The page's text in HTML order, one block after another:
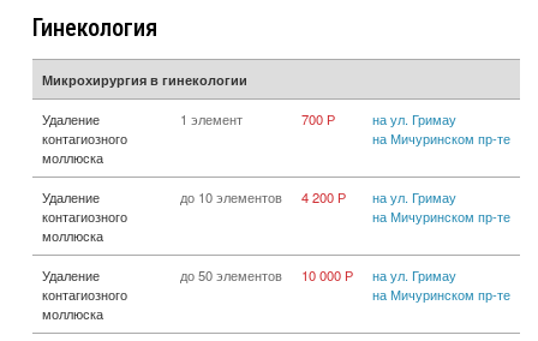
Гинекология
Микрохирургия в гинекологии
Удаление
контагиозного
моллюска
1 элемент 700 Р
на ул. Гримау
на Мичуринском пр-те
Удаление
контагиозного
моллюска
до 10 элементов 4 200 Р
на ул. Гримау
на Мичуринском пр-те
Удаление
контагиозного
моллюска
до 50 элементов 10 000 Р
на ул. Гримау
на Мичуринском пр-те